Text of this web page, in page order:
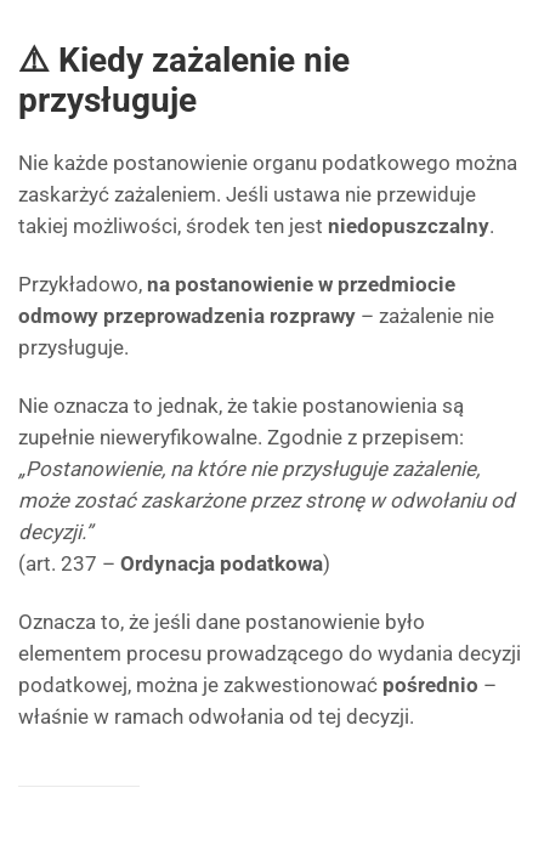
⚠️ Kiedy zażalenie nie
przysługuje
Nie każde postanowienie organu podatkowego można
zaskarżyć zażaleniem. Jeśli ustawa nie przewiduje
takiej możliwości, środek ten jest niedopuszczalny.
Przykładowo, na postanowienie w przedmiocie
odmowy przeprowadzenia rozprawy – zażalenie nie
przysługuje.
Nie oznacza to jednak, że takie postanowienia są
zupełnie nieweryfikowalne. Zgodnie z przepisem:
„Postanowienie, na które nie przysługuje zażalenie,
może zostać zaskarżone przez stronę w odwołaniu od
decyzji.”
(art. 237 – Ordynacja podatkowa)
Oznacza to, że jeśli dane postanowienie było
elementem procesu prowadzącego do wydania decyzji
podatkowej, można je zakwestionować pośrednio –
właśnie w ramach odwołania od tej decyzji.